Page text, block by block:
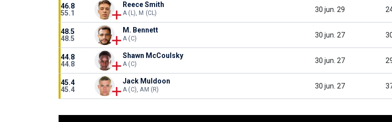
46.8
55.1
Reece Smith
A (L), M (CL) 30 jun. 29
48.5
48.5
M. Bennett
A (C) 30 jun. 27
44.8
44.8
Shawn McCoulsky
A (C) 30 jun. 27
45.4
45.4
Jack Muldoon
A (C), AM (R) 30 jun. 27